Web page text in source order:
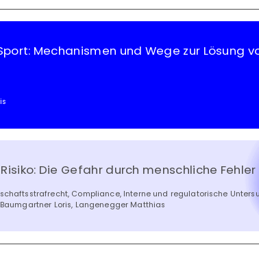
Mechanismen und Wege zur Lösung
Die Gefahr durch menschliche Fehler
Compliance, Interne und regulatorische
Loris, Langenegger Matthias